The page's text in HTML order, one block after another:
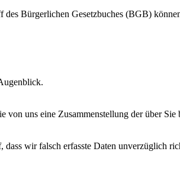
Bürgerlichen Gesetzbuches (BGB)
von uns eine Zusammenstellung der über Sie
dass wir falsch erfasste Daten unverzüglich